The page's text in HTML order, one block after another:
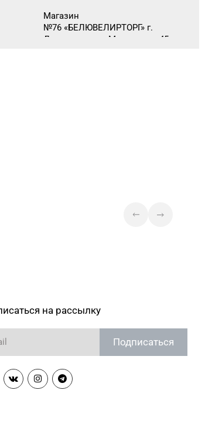
Магазин
№76 «БЕЛЮВЕЛИРТОРГ» г.
Дзержинск, ул. Минская, д. 45
на рассылку
Подписаться